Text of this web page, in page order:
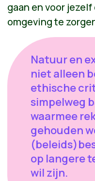
gaan en voor
omgeving te
Natuur en
niet alleen
ethische
simpelweg
waarmee
gehouden
op langere
wil zijn.